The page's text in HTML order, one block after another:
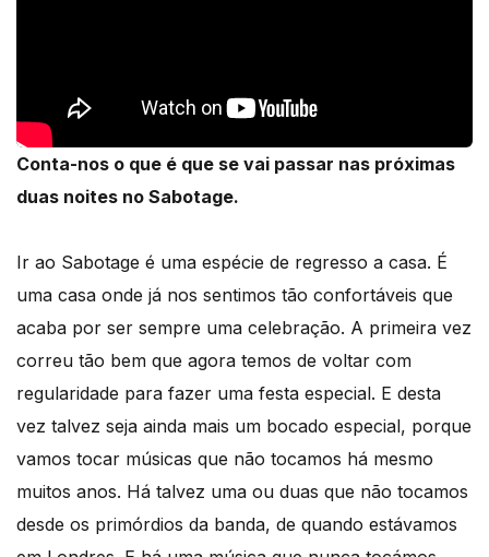
Conta-nos o que é que se vai passar nas próximas
duas noites no Sabotage.
Ir ao Sabotage é uma espécie de regresso a casa. É
uma casa onde já nos sentimos tão confortáveis que
acaba por ser sempre uma celebração. A primeira vez
correu tão bem que agora temos de voltar com
regularidade para fazer uma festa especial. E desta
vez talvez seja ainda mais um bocado especial, porque
vamos tocar músicas que não tocamos há mesmo
muitos anos. Há talvez uma ou duas que não tocamos
desde os primórdios da banda, de quando estávamos